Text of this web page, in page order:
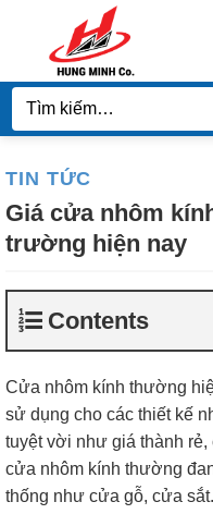
dung
HÙNG
Tìm
TIN TỨC
Giá cửa nhôm
trường hiện nay
Contents
Cửa nhôm kính thường
sử dụng cho các thiết kế
tuyệt vời như giá thành
cửa nhôm kính thường
thống như cửa gỗ, cửa sắt.